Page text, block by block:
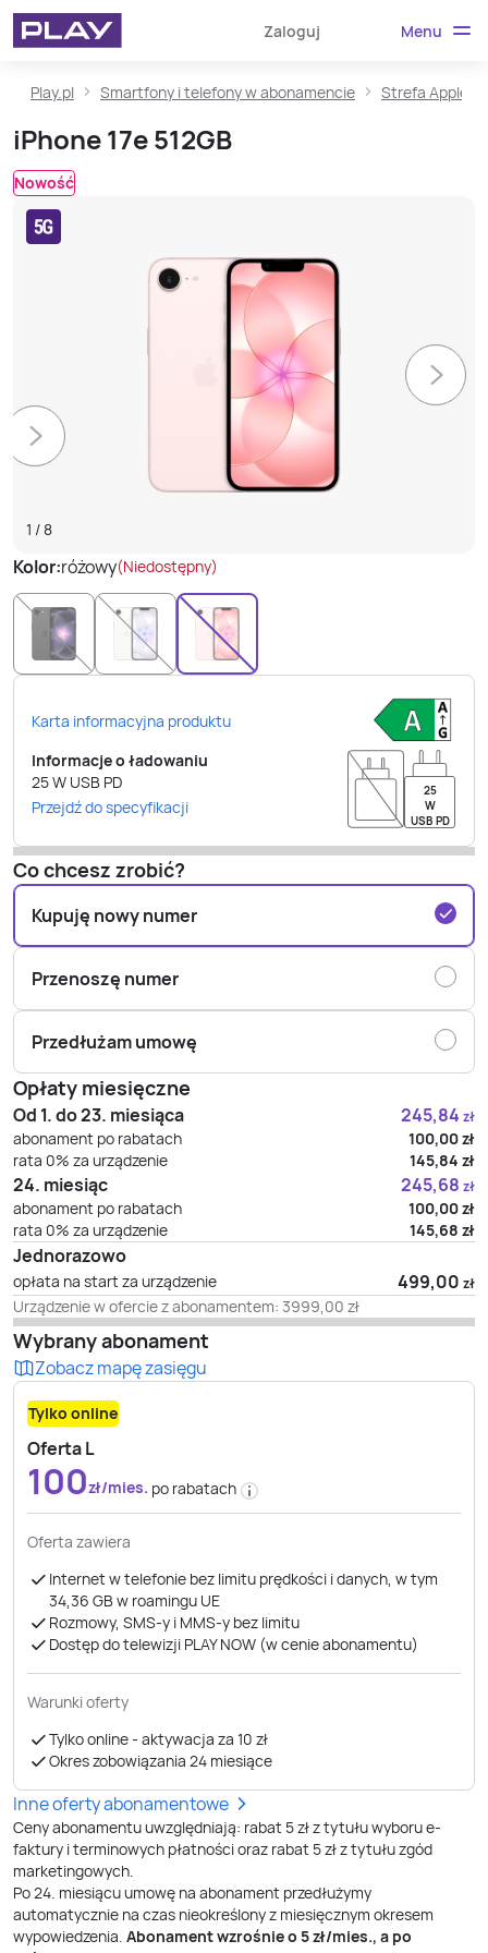
Zaloguj Menu
Play.pl Smartfony i telefony w abonamencie Strefa Apple
iPhone 17e 512GB
Nowość
1 / 8
Kolor:różowy(Niedostępny)
Karta informacyjna produktu
Informacje o ładowaniu
25W USB PD
Przejdź do specyfikacji
25
W
USB PD
Co chcesz zrobić?
Kupuję nowy numer
Przenoszę numer
Przedłużam umowę
Opłaty miesięczne
Od 1. do 23. miesiąca 245,84 zł
abonament po rabatach 100,00zł
rata 0% za urządzenie
145,84 zł
24. miesiąc 245,68 zł
abonament po rabatach 100,00zł
rata 0% za urządzenie
145,68 zł
Jednorazowo
opłata na start za urządzenie 499,00 zł
Urządzenie w ofercie z abonamentem: 3999,00 zł
Wybrany abonament
Zobacz mapę zasięgu
Tylko online
Oferta L
100zł/mies. po rabatach
Oferta zawiera
Internet w telefonie bez limitu prędkości i danych, w tym
34,36 GB ​​​​​​​w roamingu UE
Rozmowy, SMS-y i MMS-y bez limitu
Dostęp do telewizji PLAY NOW (w cenie abonamentu)
Warunki oferty
Tylko online - aktywacja za 10 zł
Okres zobowiązania 24 miesiące
Inne oferty abonamentowe
Ceny abonamentu uwzględniają: rabat 5 zł z tytułu wyboru e-
faktury i terminowych płatności oraz rabat 5 zł z tytułu zgód
marketingowych.
Po24. miesiącu umowę na abonament przedłużymy
automatycznie na czas nieokreślony z miesięcznym okresem
wypowiedzenia. Abonament wzrośnie o 5zł/mies., a po